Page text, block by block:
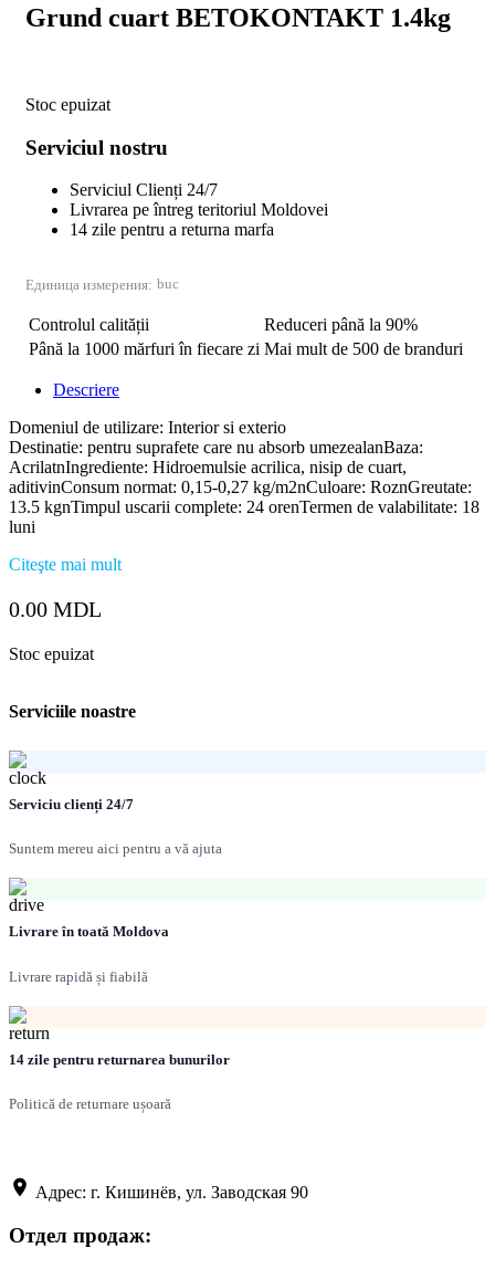
Grund cuart BETOKONTAKT 1.4kg
Stoc epuizat
Serviciul nostru
Serviciul Clienți 24/7
Livrarea pe întreg teritoriul Moldovei
14 zile pentru a returna marfa
Единица измерения: buc
Controlul calității
Reduceri până la 90%
Până la 1000 mărfuri în fiecare zi Mai mult de 500 de branduri
Descriere
Domeniul de utilizare: Interior si exterio
Destinatie: pentru suprafete care nu absorb umezealanBaza:
AcrilatnIngrediente: Hidroemulsie acrilica, nisip de cuart,
aditivinConsum normat: 0,15-0,27 kg/m2nCuloare: RoznGreutate:
13.5 kgnTimpul uscarii complete: 24 orenTermen de valabilitate: 18
luni
Citeşte mai mult
0.00 MDL
Stoc epuizat
Serviciile noastre
Serviciu clienți 24/7
Suntem mereu aici pentru a vă ajuta
Livrare în toată Moldova
Livrare rapidă și fiabilă
14 zile pentru returnarea bunurilor
Politică de returnare ușoară
Адрес: г. Кишинёв, ул. Заводская 90
Отдел продаж: